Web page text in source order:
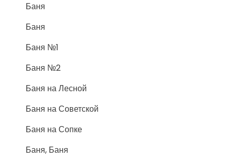
Баня
Баня
Баня №1
Баня №2
Баня на Лесной
Баня на Советской
Баня на Сопке
Баня, Баня